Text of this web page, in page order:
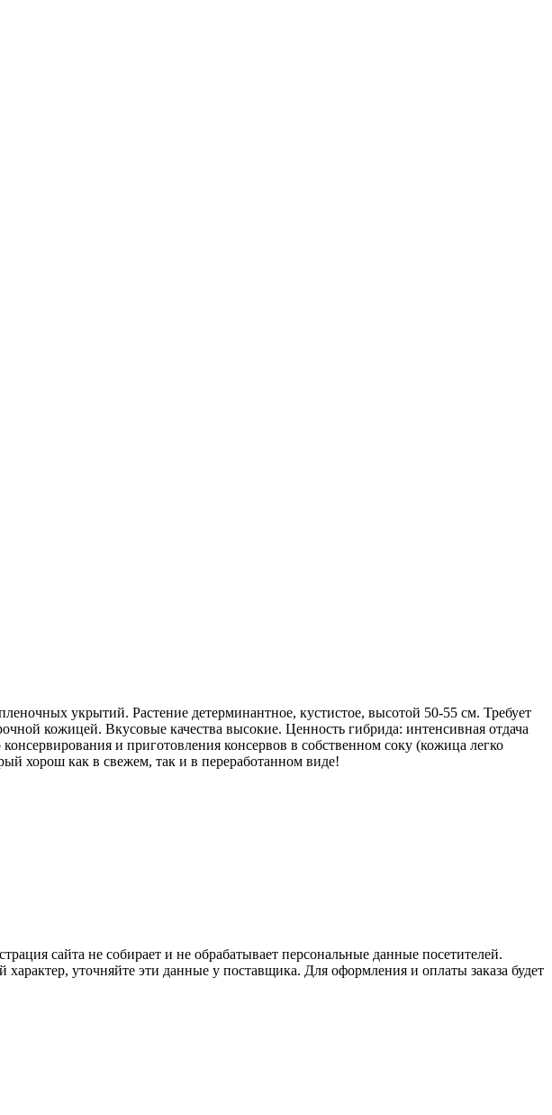
укрытий. Растение детерминантное, кустистое, высотой 50-55 см. Требует
кожицей. Вкусовые качества высокие. Ценность гибрида: интенсивная отдача
и приготовления консервов в собственном соку (кожица легко
хорош как в свежем, так и в переработанном виде!
сайта не собирает и не обрабатывает персональные данные посетителей.
уточняйте эти данные у поставщика. Для оформления и оплаты заказа будет